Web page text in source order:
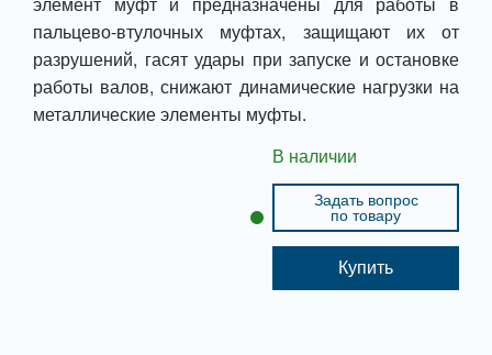
пальцево-втулочных муфтах, защищают их от
разрушений, гасят удары при запуске и остановке
работы валов, снижают динамические нагрузки на
металлические элементы муфты.
В наличии
Задать вопрос
по товару
Купить